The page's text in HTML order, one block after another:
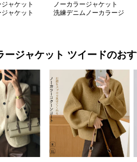
ャケット
ャケット
ノーカラージャケット
洗練デニムノーカラージ
ージャケット ツイードのお